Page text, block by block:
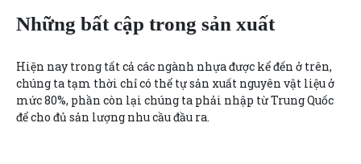
Những bất cập trong sản xuất
Hiện nay trong tất cả các ngành nhựa được kể đến ở trên,
chúng ta tạm thời chỉ có thể tự sản xuất nguyên vật liệu ở
mức 80%, phần còn lại chúng ta phải nhập từ Trung Quốc
để cho đủ sản lượng nhu cầu đầu ra.